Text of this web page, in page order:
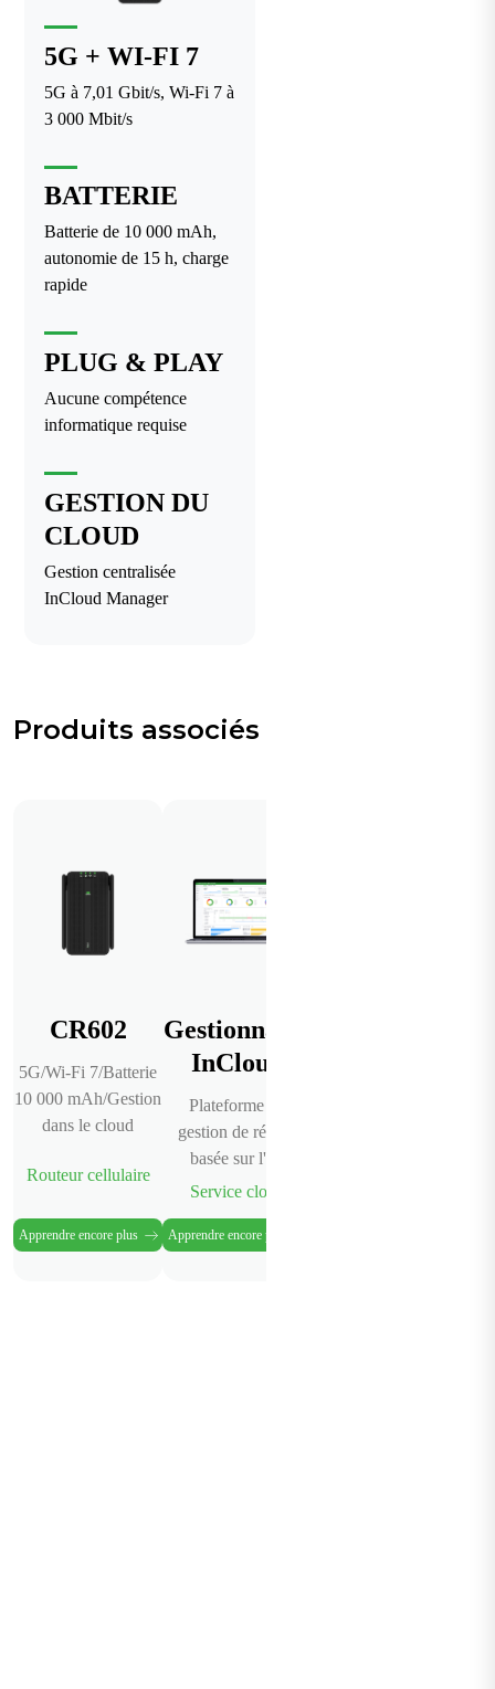
5G + WI-FI 7
5G à 7,01 Gbit/s, Wi-Fi 7 à
3 000 Mbit/s
BATTERIE
Batterie de 10 000 mAh,
autonomie de 15 h, charge
rapide
PLUG & PLAY
Aucune compétence
informatique requise
GESTION DU
CLOUD
Gestion centralisée
InCloud Manager
Produits associés
CR602
5G/Wi-Fi 7/Batterie
10 000 mAh/Gestion
dans le cloud
Routeur cellulaire
Apprendre encore plus
Gestionnaire
InCloud
Plateforme de
gestion de réseau
basée sur l'IA
Service cloud
Apprendre encore plus